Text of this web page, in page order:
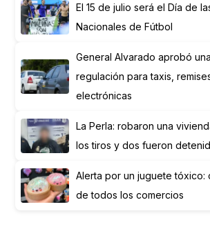
El 15 de julio será el Día de
Nacionales de Fútbol
General Alvarado aprobó
regulación para taxis,
electrónicas
La Perla: robaron una
los tiros y dos fueron
Alerta por un juguete tóxico:
de todos los comercios